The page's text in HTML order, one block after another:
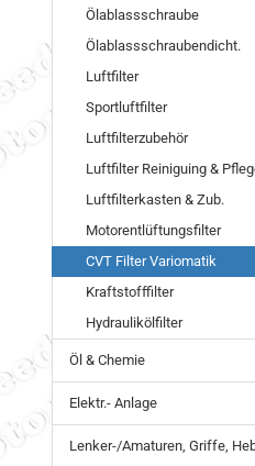
Ölablassschraube
Ölablassschraubendicht.
Luftfilter
Sportluftfilter
Luftfilterzubehör
Luftfilter Reiniguing &
Luftfilterkasten & Zub.
Motorentlüftungsfilter
CVT Filter Variomatik
Kraftstofffilter
Hydraulikölfilter
Öl & Chemie
Elektr.- Anlage
Lenker-/Amaturen, Griffe,